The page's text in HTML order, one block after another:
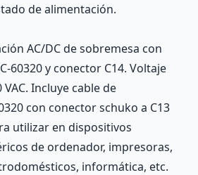
de alimentación.
AC/DC de sobremesa con
60320 y conector C14. Voltaje
Incluye cable de
con conector schuko a C13
utilizar en dispositivos
de ordenador, impresoras,
informática, etc.